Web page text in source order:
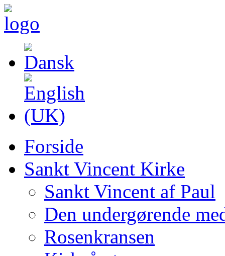
Forside
Sankt Vincent Kirke
Sankt Vincent af Paul
Den undergørende
Rosenkransen